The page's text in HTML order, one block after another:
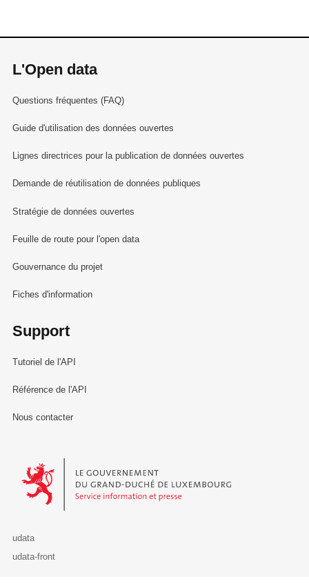
L'Open data
Questions fréquentes (FAQ)
Guide d'utilisation des données ouvertes
Lignes directrices pour la publication de données ouvertes
Demande de réutilisation de données publiques
Stratégie de données ouvertes
Feuille de route pour l'open data
Gouvernance du projet
Fiches d'information
Support
Tutoriel de l'API
Référence de l'API
Nous contacter
Le Gouvernement du Grand-Duché de Luxembourg - Service
udata
udata-front